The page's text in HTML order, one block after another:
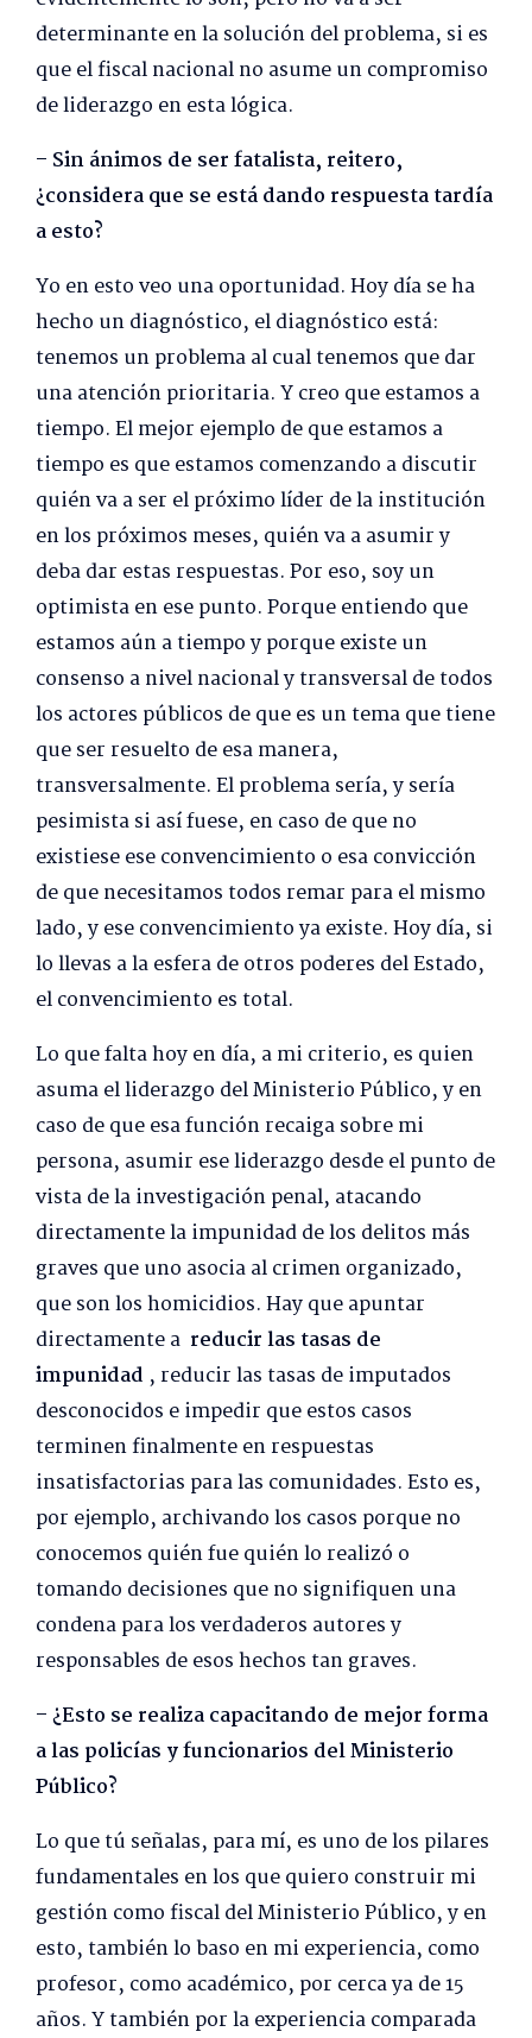
determinante en la solución del problema, si es
que el fiscal nacional no asume un compromiso
de liderazgo en esta lógica.
– Sin ánimos de ser fatalista, reitero,
¿considera que se está dando respuesta tardía
a esto?
Yo en esto veo una oportunidad. Hoy día se ha
hecho un diagnóstico, el diagnóstico está:
tenemos un problema al cual tenemos que dar
una atención prioritaria. Y creo que estamos a
tiempo. El mejor ejemplo de que estamos a
tiempo es que estamos comenzando a discutir
quién va a ser el próximo líder de la institución
en los próximos meses, quién va a asumir y
deba dar estas respuestas. Por eso, soy un
optimista en ese punto. Porque entiendo que
estamos aún a tiempo y porque existe un
consenso a nivel nacional y transversal de todos
los actores públicos de que es un tema que tiene
que ser resuelto de esa manera,
transversalmente. El problema sería, y sería
pesimista si así fuese, en caso de que no
existiese ese convencimiento o esa convicción
de que necesitamos todos remar para el mismo
lado, y ese convencimiento ya existe. Hoy día, si
lo llevas a la esfera de otros poderes del Estado,
el convencimiento es total.
Lo que falta hoy en día, a mi criterio, es quien
asuma el liderazgo del Ministerio Público, y en
caso de que esa función recaiga sobre mi
persona, asumir ese liderazgo desde el punto de
vista de la investigación penal, atacando
directamente la impunidad de los delitos más
graves que uno asocia al crimen organizado,
que son los homicidios. Hay que apuntar
directamente a reducir las tasas de
impunidad , reducir las tasas de imputados
desconocidos e impedir que estos casos
terminen finalmente en respuestas
insatisfactorias para las comunidades. Esto es,
por ejemplo, archivando los casos porque no
conocemos quién fue quién lo realizó o
tomando decisiones que no signifiquen una
condena para los verdaderos autores y
responsables de esos hechos tan graves.
– ¿Esto se realiza capacitando de mejor forma
a las policías y funcionarios del Ministerio
Público?
Lo que tú señalas, para mí, es uno de los pilares
fundamentales en los que quiero construir mi
gestión como fiscal del Ministerio Público, y en
esto, también lo baso en mi experiencia, como
profesor, como académico, por cerca ya de 15
años. Y también por la experiencia comparada